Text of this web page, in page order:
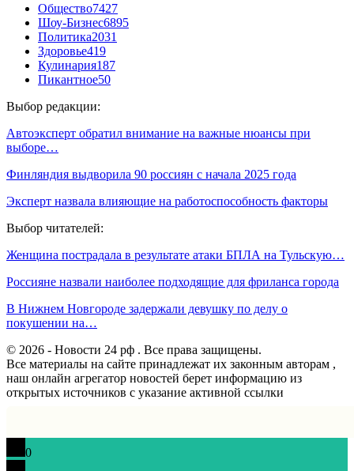
Общество7427
Шоу-Бизнес6895
Политика2031
Здоровье419
Кулинария187
Пикантное50
Выбор редакции:
Автоэксперт обратил внимание на важные нюансы при
выборе…
Финляндия выдворила 90 россиян с начала 2025 года
Эксперт назвала влияющие на работоспособность факторы
Выбор читателей:
Женщина пострадала в результате атаки БПЛА на Тульскую…
Россияне назвали наиболее подходящие для фриланса города
В Нижнем Новгороде задержали девушку по делу о
покушении на…
© 2026 - Новости 24 рф . Все права защищены.
Все материалы на сайте принадлежат их законным авторам ,
наш онлайн агрегатор новостей берет информацию из
открытых источников с указание активной ссылки
0